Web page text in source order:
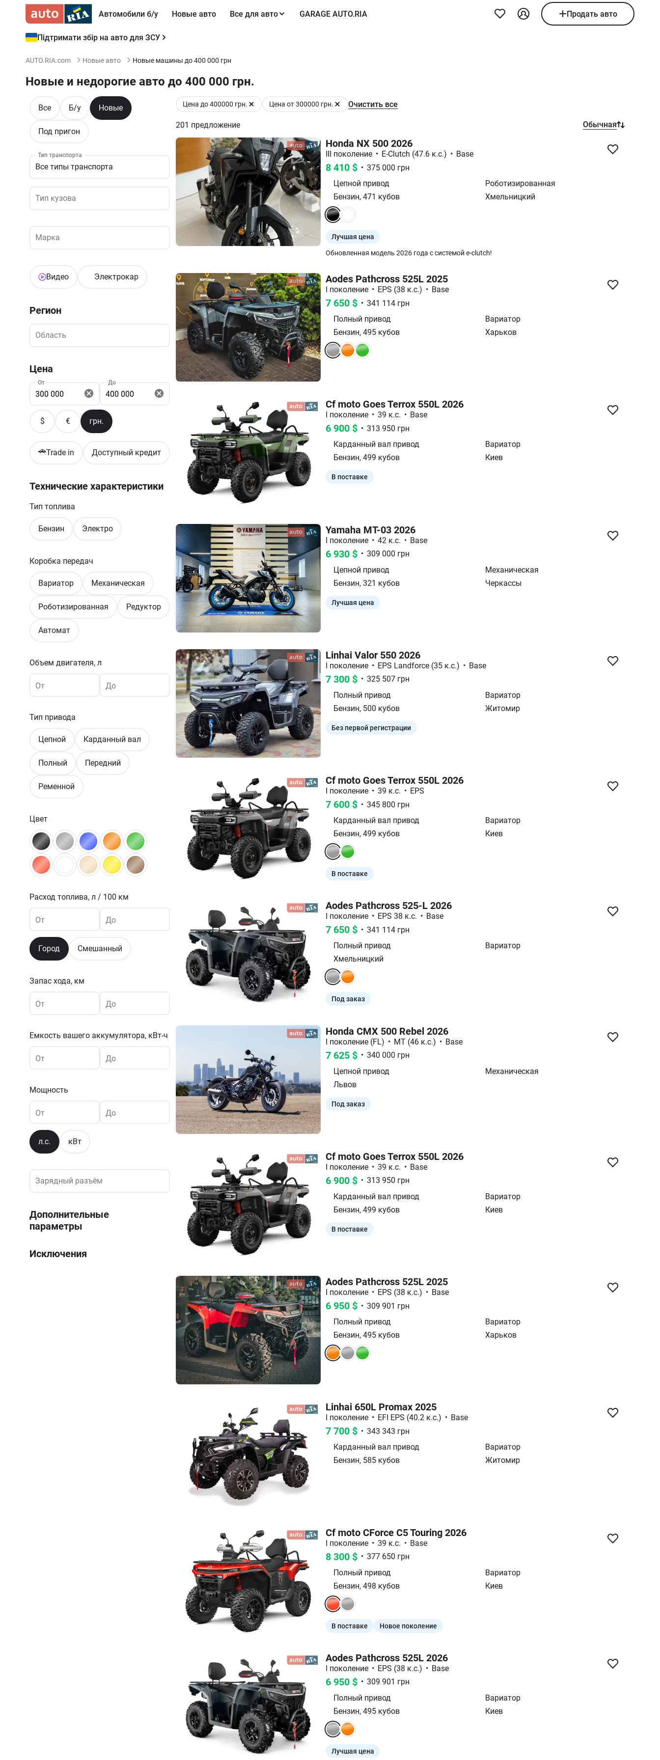
Автомобили б/у Новые авто Все для авто GARAGE AUTO.RIA Продать авто
Підтримати збір на авто для ЗСУ
AUTO.RIA.com Новые авто Новые машины до 400 000 грн
Новые и недорогие авто до 400 000 грн.
Все Б/у Новые
Под пригон
Тип транспорта
Все типы транспорта
Тип кузова
Тип кузова
Марка
Марка
Видео Электрокар
Регион
Область
Область
Цена
От До
$ € грн.
🚗Trade in Доступный кредит
Технические характеристики
Тип топлива
Бензин Электро
Коробка передач
Вариатор Механическая
Роботизированная Редуктор
Автомат
Объем двигателя, л
От До
Тип привода
Цепной Карданный вал
Полный Передний
Ременной
Цвет
Расход топлива, л / 100 км
От До
Город Смешанный
Запас хода, км
От До
Емкость вашего аккумулятора, кВт-ч
От До
Мощность
От До
л.с. кВт
Зарядный разъём
Зарядный разъём
Дополнительные
параметры
Исключения
Цена до 400000 грн. Цена от 300000 грн. Очистить все
201 предложение Обычная
Honda NX 500 2026
III поколение • E-Clutch (47.6 к.с.) • Base
8 410 $ • 375 000 грн
Цепной привод
Роботизированная
Бензин, 471 кубов Хмельницкий
Лучшая цена
Обновленная модель 2026 года с системой e-clutch!
Aodes Pathcross 525L 2025
I поколение • EPS (38 к.с.) • Base
7 650 $ • 341 114 грн
Полный привод
Вариатор
Бензин, 495 кубов Харьков
Cf moto Goes Terrox 550L 2026
I поколение • 39 к.с. • Base
6 900 $ • 313 950 грн
Карданный вал привод
Вариатор
Бензин, 499 кубов Киев
В поставке
Yamaha MT-03 2026
I поколение • 42 к.с. • Base
6 930 $ • 309 000 грн
Цепной привод
Механическая
Бензин, 321 кубов Черкассы
Лучшая цена
Linhai Valor 550 2026
I поколение • EPS Landforce (35 к.с.) • Base
7 300 $ • 325 507 грн
Полный привод
Вариатор
Бензин, 500 кубов Житомир
Без первой регистрации
Cf moto Goes Terrox 550L 2026
I поколение • 39 к.с. • EPS
7 600 $ • 345 800 грн
Карданный вал привод
Вариатор
Бензин, 499 кубов Киев
В поставке
Aodes Pathcross 525-L 2026
I поколение • EPS 38 к.с. • Base
7 650 $ • 341 114 грн
Полный привод
Вариатор
Хмельницкий
Под заказ
Honda CMX 500 Rebel 2026
І поколение (FL) • MT (46 к.с.) • Base
7 625 $ • 340 000 грн
Цепной привод
Механическая
Львов
Под заказ
Cf moto Goes Terrox 550L 2026
I поколение • 39 к.с. • Base
6 900 $ • 313 950 грн
Карданный вал привод
Вариатор
Бензин, 499 кубов Киев
В поставке
Aodes Pathcross 525L 2025
I поколение • EPS (38 к.с.) • Base
6 950 $ • 309 901 грн
Полный привод
Вариатор
Бензин, 495 кубов Харьков
Linhai 650L Promax 2025
I поколение • EFI EPS (40.2 к.с.) • Base
7 700 $ • 343 343 грн
Карданный вал привод
Вариатор
Бензин, 585 кубов Житомир
Cf moto CForce C5 Touring 2026
I поколение • 39 к.с. • Base
8 300 $ • 377 650 грн
Полный привод
Вариатор
Бензин, 498 кубов Киев
В поставке Новое поколение
Aodes Pathcross 525L 2026
I поколение • EPS (38 к.с.) • Base
6 950 $ • 309 901 грн
Полный привод
Вариатор
Бензин, 495 кубов Киев
Лучшая цена